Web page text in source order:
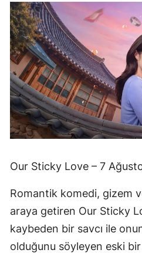
Our Sticky Love – 7
Romantik komedi, gizem
araya getiren Our Sticky
kaybeden bir savcı ile
olduğunu söyleyen eski